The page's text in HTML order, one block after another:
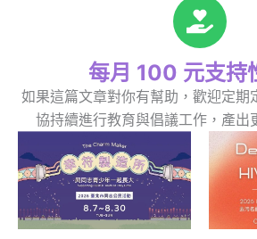
每月 100 元支持
如果這篇文章對你有幫助，歡迎定期
協持續進行教育與倡議工作，產出